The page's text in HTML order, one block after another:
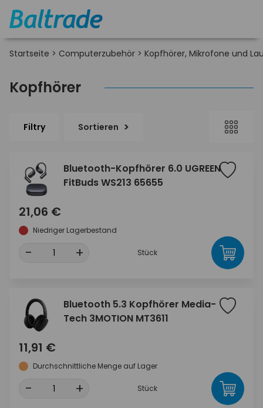
Startseite > Computerzubehör > Kopfhörer, Mikrofone und
Kopfhörer
Filtry Sortieren
Bluetooth-Kopfhörer 6.0 UGREEN
FitBuds WS213 65655
21,06 €
Niedriger Lagerbestand
- + Stück
Bluetooth 5.3 Kopfhörer Media-
Tech 3MOTION MT3611
11,91 €
Durchschnittliche Menge auf Lager
- + Stück